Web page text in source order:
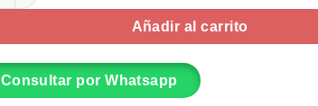
Añadir al carrito
Consultar por Whatsapp